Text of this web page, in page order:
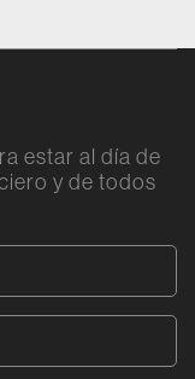
estar al día de
y de todos